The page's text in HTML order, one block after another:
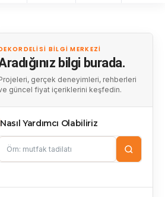
BILGI MERKEZI
bilgi burada.
gerçek deneyimleri, rehberleri
güncel fiyat içeriklerini keşfedin.
Nasıl Yardımcı Olabiliriz